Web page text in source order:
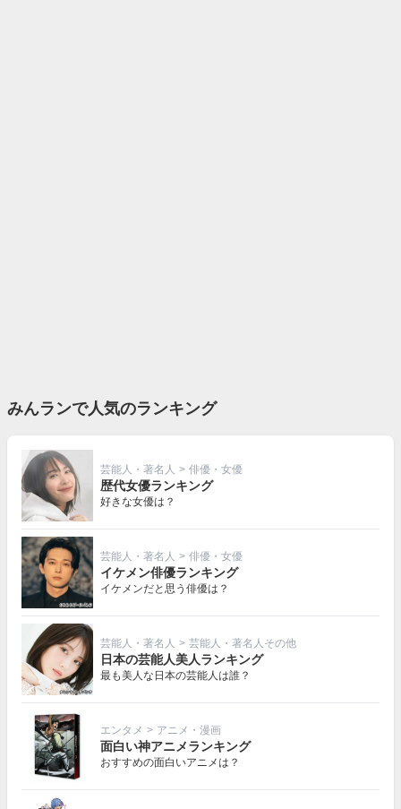
みんランで人気のランキング
芸能人・著名人 > 俳優・女優
歴代女優ランキング
好きな女優は？
芸能人・著名人 > 俳優・女優
イケメン俳優ランキング
イケメンだと思う俳優は？
芸能人・著名人 > 芸能人・著名人その他
日本の芸能人美人ランキング
最も美人な日本の芸能人は誰？
エンタメ > アニメ・漫画
面白い神アニメランキング
おすすめの面白いアニメは？